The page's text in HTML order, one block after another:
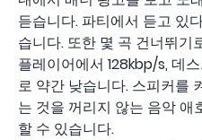
듣습니다. 파티에서 듣고 있
습니다. 또한 몇 곡 건너뛰기
플레이어에서 128kbp/s, 데
로 약간 낮습니다. 스피커를
는 것을 꺼리지 않는 음악
할 수 있습니다.